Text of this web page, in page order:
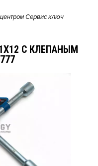
центром Сервис ключ
С КЛЕПАНЫМ